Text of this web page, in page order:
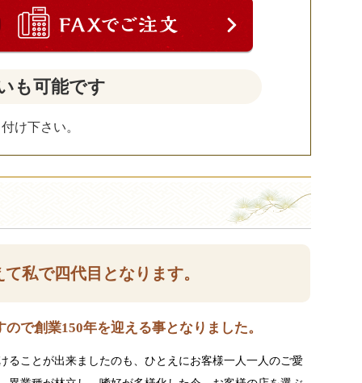
も可能です
け下さい。
私で四代目となります。
で創業150年を迎える事となりました。
ることが出来ましたのも、ひとえにお客様一人一人のご愛